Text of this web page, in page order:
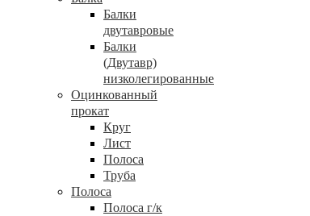
Балки
двутавровые
Балки
(Двутавр)
низколегированные
Оцинкованный
прокат
Круг
Лист
Полоса
Труба
Полоса
Полоса г/к